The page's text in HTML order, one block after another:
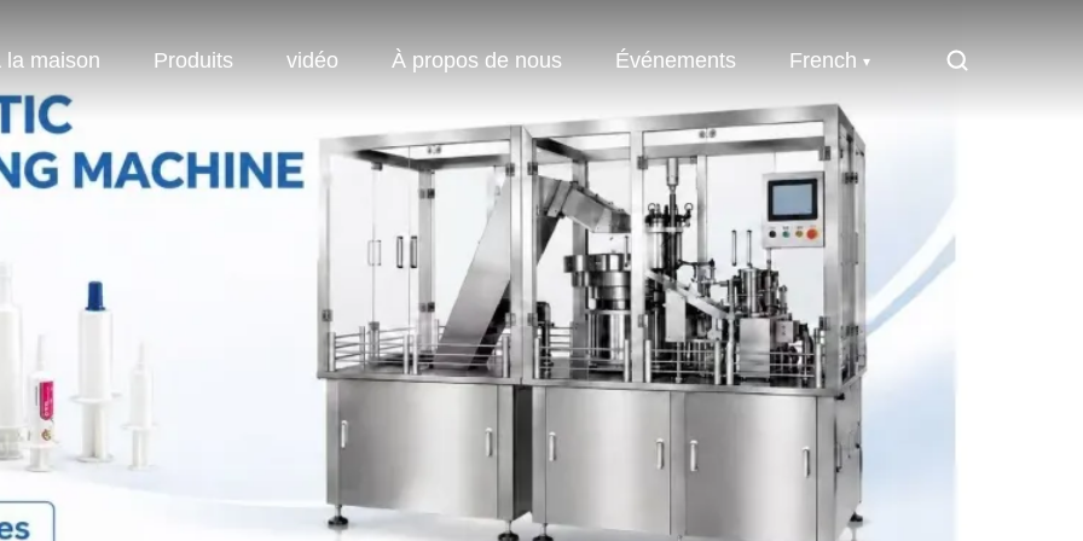
la maison Produits vidéo À propos de nous Événements French